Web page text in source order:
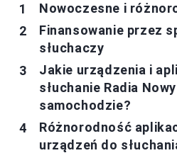
Nowoczesne i
Finansowanie przez
słuchaczy
Jakie urządzenia i
słuchanie Radia
samochodzie?
Różnorodność
urządzeń do